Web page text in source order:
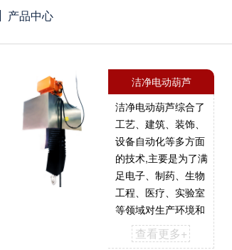
产品中心
洁净电动葫芦
洁净电动葫芦综合了
工艺、建筑、装饰、
设备自动化等多方面
的技术,主要是为了满
足电子、制药、生物
工程、医疗、实验室
等领域对生产环境和
质量的苛刻要求。...
查看更多+